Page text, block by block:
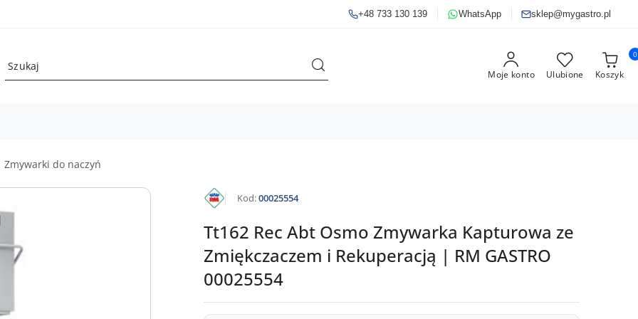
+48 733 130 139 WhatsApp sklep@mygastro.pl
Moje konto Ulubione Koszyk
0
Zmywarki do naczyń
KATALOG
RM
GASTRO
Kod:00025554
Tt162 Rec Abt Osmo Zmywarka Kapturowa ze
Zmiękczaczem i Rekuperacją | RM GASTRO
00025554